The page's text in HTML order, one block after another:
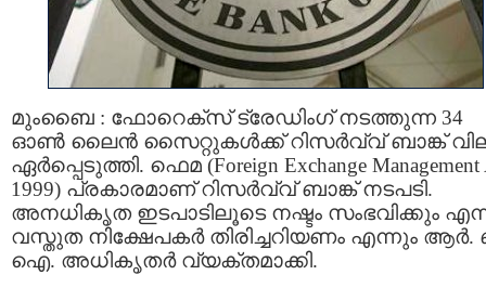
മുംബൈ : ഫോറെക്‌സ് ട്രേഡിംഗ് നടത്തുന്ന 34
ഓണ്‍ ലൈന്‍ സൈറ്റുകള്‍ക്ക് റിസര്‍വ്വ് ബാങ്ക്
ഏര്‍പ്പെടുത്തി. ഫെമ (Foreign Exchange Management
1999) പ്രകാരമാണ് റിസര്‍വ്വ് ബാങ്ക് നടപടി.
അനധികൃത ഇടപാടിലൂടെ നഷ്ടം സംഭവിക്കും
വസ്തുത നിക്ഷേപകര്‍ തിരിച്ചറിയണം എന്നും ആര്‍.
ഐ. അധികൃതര്‍ വ്യക്തമാക്കി.